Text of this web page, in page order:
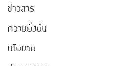
ข่าวสาร
ความยั่งยืน
นโยบาย